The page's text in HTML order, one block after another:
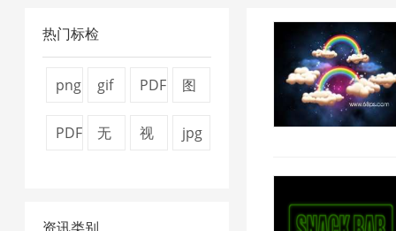
热门标检
png
具
gif
PDF
图
PDF
无
视
jpg
资讯类别